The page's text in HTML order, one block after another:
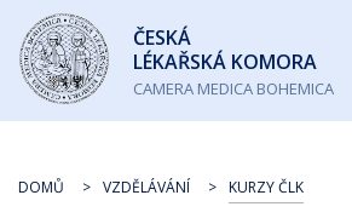
Česká
lékařská
komora
ČESKÁ
LÉKAŘSKÁ KOMORA
CAMERA MEDICA BOHEMICA
DOMŮ VZDĚLÁVÁNÍ KURZY ČLK